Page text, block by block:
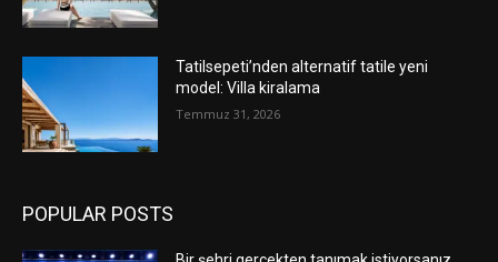
Tatilsepeti’nden alternatif tatile yeni
model: Villa kiralama
Temmuz 31, 2026
POPULAR POSTS